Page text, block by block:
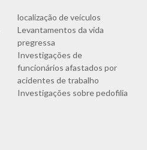
localização de veículos
Levantamentos da vida
pregressa
Investigações de
funcionários afastados por
acidentes de trabalho
Investigações sobre pedofilia